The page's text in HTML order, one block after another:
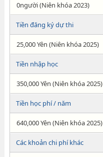
0người (Niên khóa 2023)
Tiền đăng ký dự thi
25,000 Yên (Niên khóa 2025)
Tiền nhập học
350,000 Yên (Niên khóa 2025)
Tiền học phí / năm
640,000 Yên (Niên khóa 2025)
Các khoản chi phí khác